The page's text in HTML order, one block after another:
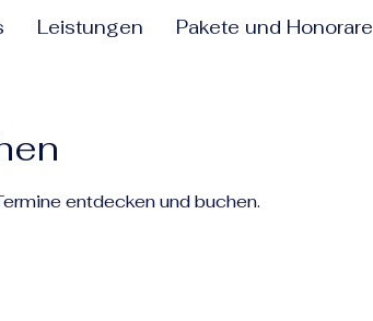
Leistungen Pakete und Honorare
entdecken und buchen.